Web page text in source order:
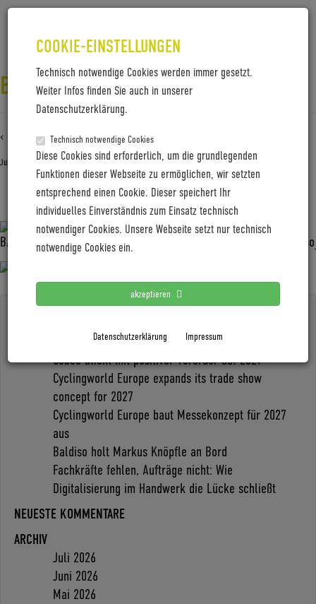
COOKIE-EINSTELLUNGEN
Technisch notwendige Cookies werden immer gesetzt.
Weiter Infos finden Sie auch in unserer
Datenschutzerklärung.
Technisch notwendige Cookies
Diese Cookies sind erforderlich, um die grundlegenden
Funktionen dieser Webseite zu ermöglichen, wir setzten
entsprechend einen Cookie. Dieser speichert Ihr
individuelles Einverständnis zum Einsatz technisch
notwendiger Cookies. Unsere Webseite setzt nur technisch
notwendige Cookies ein.
akzeptieren
Datenschutzerklärung Impressum
BALDISO–ZENITH__FRAMEKIT
‹ Zurück zuBALDISO–Zenith__Framekit
Juni 8, 2026 Gabi Jung
BALDISO–Zenith__Framekit
NEUESTE BEITRÄGE
Coboc blickt mit positiver Vororder auf 2027
Cyclingworld Europe expands its trade show
concept for 2027
Cyclingworld Europe baut Messekonzept für 2027
aus
Baldiso holt Markus Knöpfle an Bord
Fachkräfte fehlen, Aufträge nicht: Wie
Digitalisierung im Handwerk die Lücke schließt
NEUESTE KOMMENTARE
ARCHIV
Juli 2026
Juni 2026
Mai 2026